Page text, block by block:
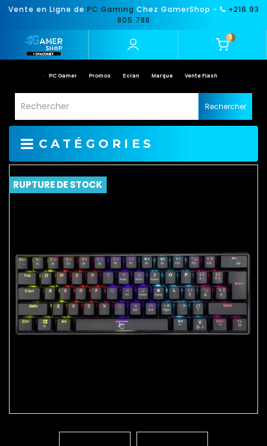
Vente en Ligne de PC Gaming Chez GamerShop -
+216 93
805 788
0
PC Gamer Promos Ecran Marque Vente Flash
Rechercher
CATÉGORIES
RUPTURE DE STOCK